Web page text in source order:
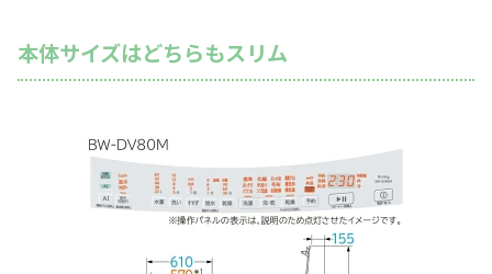
本体サイズはどちらもスリム